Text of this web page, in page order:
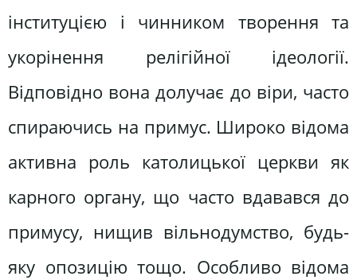
інституцією і чинником творення та
укорінення релігійної ідеології.
Відповідно вона долучає до віри, часто
спираючись на примус. Широко відома
активна роль католицької церкви як
карного органу, що часто вдавався до
примусу, нищив вільнодумство, будь-
яку опозицію тощо. Особливо відома